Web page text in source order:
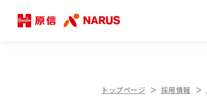
トップページ 採用情報